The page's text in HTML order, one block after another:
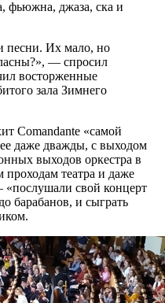
фьюжна, джаза, ска и
песни. Их мало, но
— спросил
восторженные
зала Зимнего
Comandante «самой
даже дважды, с выходом
выходов оркестра в
театра и даже
свой концерт
барабанов, и сыграть